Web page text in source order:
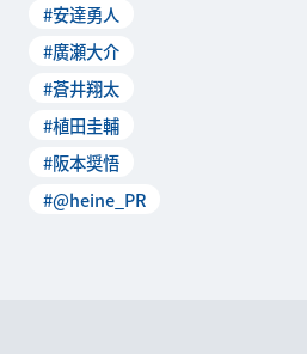
#安達勇人
#廣瀬大介
#蒼井翔太
#植田圭輔
#阪本奨悟
#@heine_PR